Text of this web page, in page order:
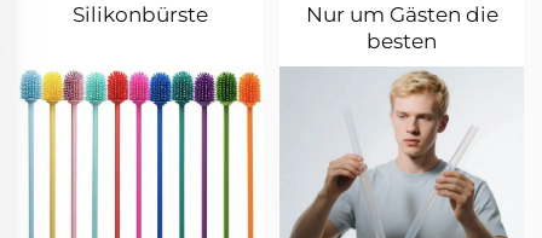
Silikonbürste
Nur um Gästen die
besten
Silikonschläuche zu
bieten, USA